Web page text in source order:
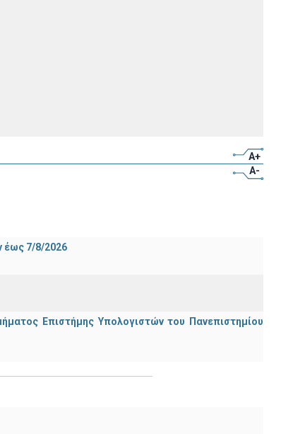
A+
A-
έως 7/8/2026
Επιστήμης Υπολογιστών του Πανεπιστημίου